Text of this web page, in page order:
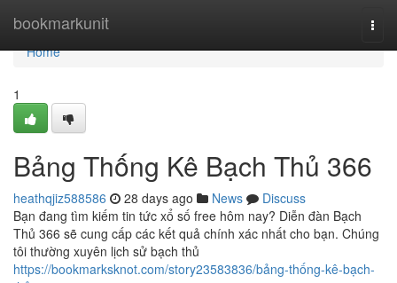
bookmarkunit
Home
Home
1
Bảng Thống Kê Bạch Thủ 366
heathqjiz588586 28 days ago News
Discuss
Bạn đang tìm kiếm tin tức xổ số free hôm nay? Diễn đàn Bạch
Thủ 366 sẽ cung cấp các kết quả chính xác nhất cho bạn. Chúng
tôi thường xuyên lịch sử bạch thủ
https://bookmarksknot.com/story23583836/bảng-thống-kê-bạch-